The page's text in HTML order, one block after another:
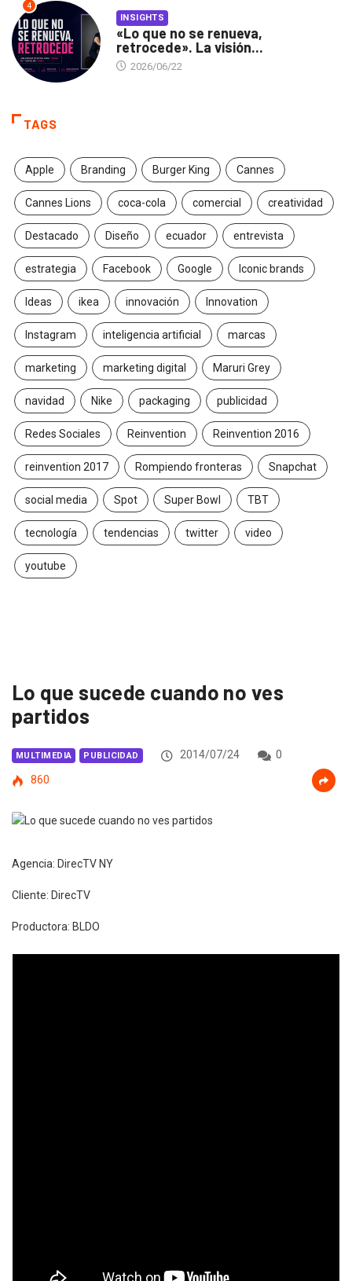
4
INSIGHTS
«Lo que no se renueva,
retrocede». La visión...
2026/06/22
TAGS
Apple Branding Burger King Cannes
Cannes Lions coca-cola comercial creatividad
Destacado Diseño ecuador entrevista
estrategia Facebook Google Iconic brands
Ideas ikea innovación Innovation
Instagram inteligencia artificial marcas
marketing marketing digital Maruri Grey
navidad Nike packaging publicidad
Redes Sociales Reinvention Reinvention 2016
reinvention 2017 Rompiendo fronteras Snapchat
social media Spot Super Bowl TBT
tecnología tendencias twitter video
youtube
Lo que sucede cuando no ves
partidos
MULTIMEDIA PUBLICIDAD 2014/07/24
0
860
Agencia: DirecTV NY
Cliente: DirecTV
Productora: BLDO